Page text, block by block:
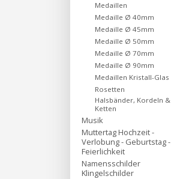
Medaillen
Medaille Ø 40mm
Medaille Ø 45mm
Medaille Ø 50mm
Medaille Ø 70mm
Medaille Ø 90mm
Medaillen Kristall-Glas
Rosetten
Halsbänder, Kordeln &
Ketten
Musik
Muttertag Hochzeit -
Verlobung - Geburtstag -
Feierlichkeit
Namensschilder
Klingelschilder